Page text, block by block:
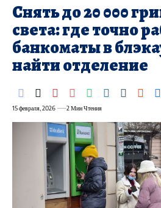
Снять до 20 000
света: где точно
банкоматы в
найти отделение
15 февраля, 2026 2 Мин Чтения